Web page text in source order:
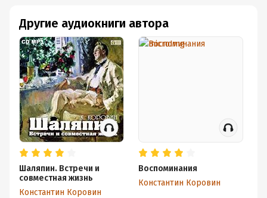
Другие аудиокниги автора
Шаляпин. Встречи и
совместная жизнь
Константин Коровин
Воспоминания
Константин Коровин